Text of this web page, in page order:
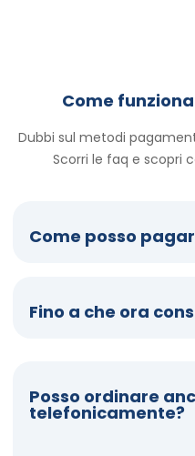
Come
Dubbi sul metodi
Scorri le faq e scopri
Come posso
Fino a che ora
Posso ordinare
telefonicamente?